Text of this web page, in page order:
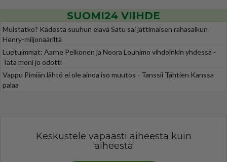
SUOMI24 VIIHDE
Muistatko? Kädestä suuhun elävä Satu sai jättimäisen rahasalkun
Henry-miljonääriltä
Luetuimmat: Aarne Pelkonen ja Noora Louhimo vihdoinkin yhdessä -
Tätä moni jo odotti
Vappu Pimiän lähtö ei ole ainoa iso muutos - Tanssii Tähtien Kanssa
palaa
Keskustele vapaasti aiheesta kuin
aiheesta